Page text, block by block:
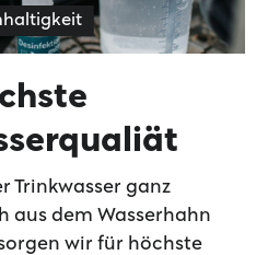
Trinkwasser ganz
aus dem Wasserhahn
wir für höchste